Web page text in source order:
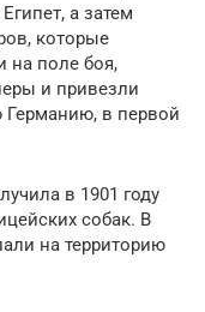
а затем
которые
на поле боя,
и привезли
в первой
в 1901 году
собак. В
на территорию